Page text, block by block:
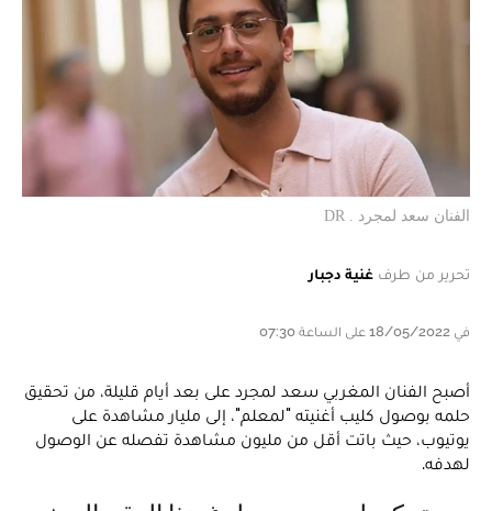
الفنان سعد لمجرد . DR
تحرير من طرف غنية دجبار
في 18/05/2022 على الساعة 07:30
أصبح الفنان المغربي سعد لمجرد على بعد أيام قليلة، من تحقيق
حلمه بوصول كليب أغنيته "لمعلم"، إلى مليار مشاهدة على
يوتيوب، حيث باتت أقل من مليون مشاهدة تفصله عن الوصول
لهدفه.